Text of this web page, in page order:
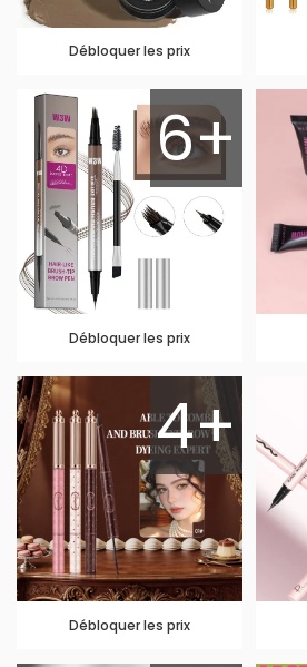
Débloquer les prix
6+
Débloquer les prix
4+
Débloquer les prix